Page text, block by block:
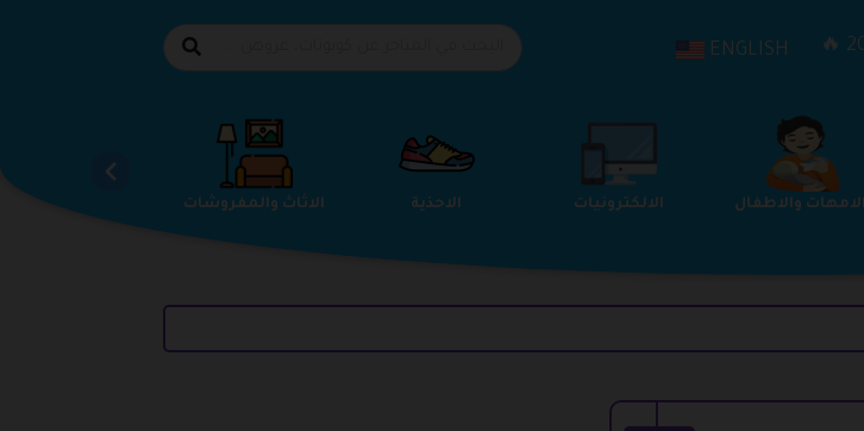
ENGLISH
استضافة المواقع الاثاث والمفروشات الاحذية الالكترونيات الامهات والاطفال